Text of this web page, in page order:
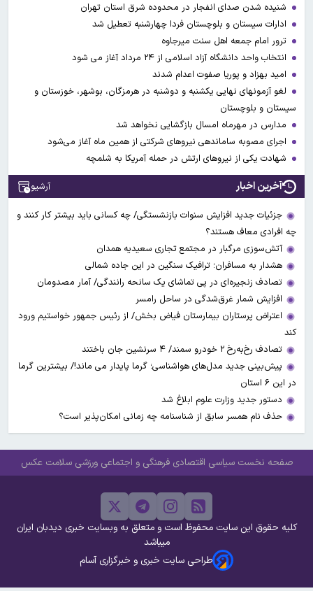
شنیده شدن صدای انفجار در محدوده شرق استان تهران
ادارات سیستان و بلوچستان فردا چهارشنبه تعطیل شد
ترور امام جمعه اهل سنت میرجاوه
انتخاب واحد دانشگاه آزاد اسلامی از ۲۴ مرداد آغاز می شود
امید بهزاد و پوریا صفوت اعدام شدند
لغو آزمونهای نهایی یکشنبه و دوشنبه در هرمزگان، بوشهر، خوزستان و
سیستان و بلوچستان
مدارس در مهرماه امسال بازگشایی نخواهد شد
اجرای مصوبه ساماندهی نیرو‌های شرکتی از همین ماه آغاز می‌شود
شهادت یکی از نیروهای ارتش در حمله آمریکا به شلمچه
آخرین اخبار آرشیو
جزئیات جدید افزایش سنوات بازنشستگی/ چه کسانی باید بیشتر کار کنند و
چه افرادی معاف هستند؟
آتش‌سوزی مرگبار در مجتمع تجاری سعیدیه همدان
هشدار به مسافران؛ ترافیک سنگین در این جاده شمالی
تصادف زنجیره‌ای در پی تماشای یک سانحه رانندگی/ آمار مصدومان
افزایش شمار غرق‌شدگی در ساحل رامسر
اعتراض پرستاران بیمارستان فیاض بخش/ از رئیس جمهور خواستیم ورود
کند
تصادف رخ‌به‌رخ ۲ خودرو سمند/ ۴ سرنشین جان باختند
پیش‌بینی جدید مدل‌های هواشناسی؛ گرما پایدار می ماند!/ بیشترین گرما
در این ۶ استان
دستور جدید وزارت علوم ابلاغ شد
حذف نام همسر سابق از شناسنامه چه زمانی امکان‌پذیر است؟
صفحه نخست سیاسی اقتصادی فرهنگی و اجتماعی ورزشی سلامت عکس
کلیه حقوق این سایت محفوظ است و متعلق به وبسایت خبری دیدبان ایران
میباشد
طراحی سایت خبری و خبرگزاری آسام